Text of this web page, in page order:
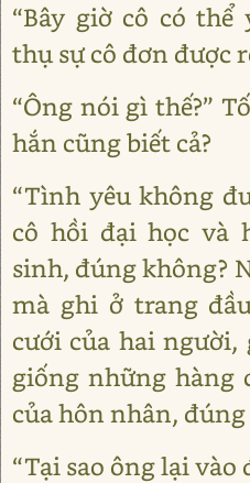
“Bây giờ cô có
thụ sự cô đơn được
“Ông nói gì thế?”
hắn cũng biết cả?
“Tình yêu không
cô hồi đại học và
sinh, đúng không?
mà ghi ở trang
cưới của hai
giống những hàng
của hôn nhân, đúng
“Tại sao ông lại vào